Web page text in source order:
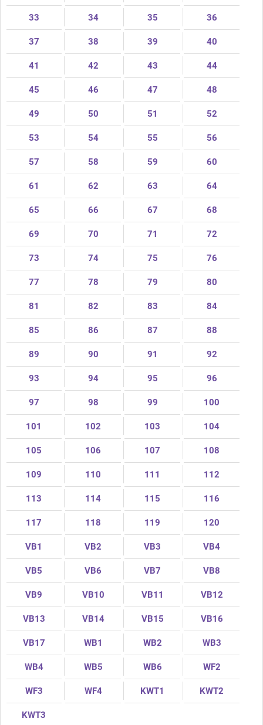
33 34 35 36
37 38 39 40
41 42 43 44
45 46 47 48
49 50 51 52
53 54 55 56
57 58 59 60
61 62 63 64
65 66 67 68
69 70 71 72
73 74 75 76
77 78 79 80
81 82 83 84
85 86 87 88
89 90 91 92
93 94 95 96
97 98 99 100
101 102 103 104
105 106 107 108
109 110 111 112
113 114 115 116
117 118 119 120
VB1 VB2 VB3 VB4
VB5 VB6 VB7 VB8
VB9 VB10 VB11 VB12
VB13 VB14 VB15 VB16
VB17 WB1 WB2 WB3
WB4 WB5 WB6 WF2
WF3 WF4 KWT1 KWT2
KWT3